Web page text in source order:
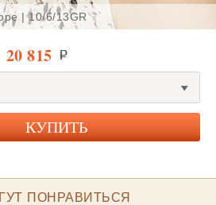
20 815
| 10/6/13GR
ПОНРАВИТЬСЯ